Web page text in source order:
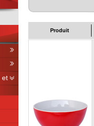
Produit
et